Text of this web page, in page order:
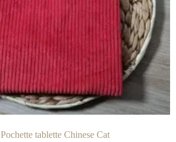
Pochette tablette Chinese Cat